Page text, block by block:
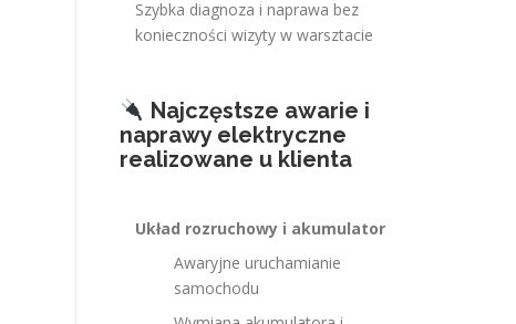
Szybka diagnoza i naprawa bez
konieczności wizyty w warsztacie
Najczęstsze awarie i
naprawy elektryczne
realizowane u klienta
Układ rozruchowy i akumulator
Awaryjne uruchamianie
samochodu